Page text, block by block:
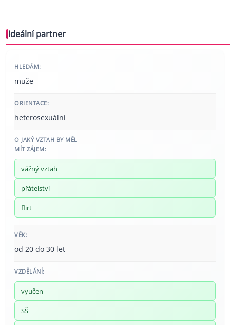
Ideální partner
HLEDÁM:
muže
ORIENTACE:
heterosexuální
O JAKÝ VZTAH BY MĚL
MÍT ZÁJEM:
vážný vztah
přátelství
flirt
VĚK:
od 20 do 30 let
VZDĚLÁNÍ:
vyučen
SŠ